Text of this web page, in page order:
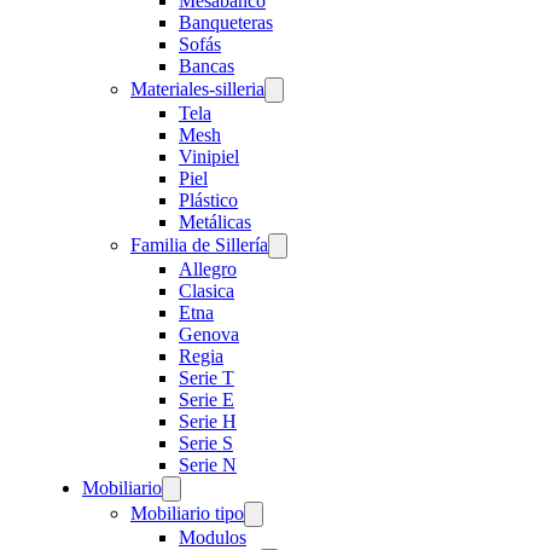
Banqueteras
Sofás
Bancas
Materiales-silleria
Tela
Mesh
Vinipiel
Piel
Plástico
Metálicas
Familia de Sillería
Allegro
Clasica
Etna
Genova
Regia
Serie T
Serie E
Serie H
Serie S
Serie N
Mobiliario
Mobiliario tipo
Modulos